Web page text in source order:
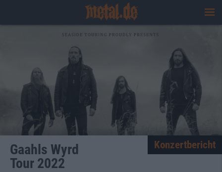
Gaahls Wyrd
Tour 2022
Konzertbericht